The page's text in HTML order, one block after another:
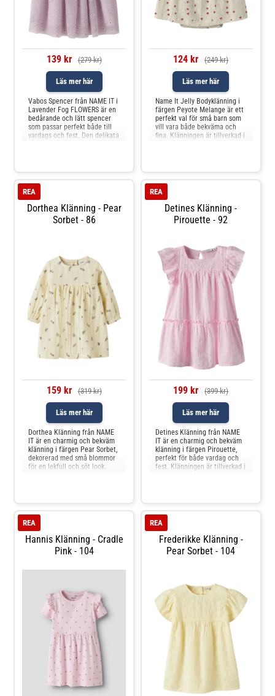
139 kr (279 kr)
Läs mer här
Vabos Spencer från NAME IT i
Lavender Fog FLOWERS är en
bedårande och lätt spencer
som passar perfekt både till
vardags och fest. Den delikata
spencern bekväm att bära,
124 kr (249 kr)
Läs mer här
Name It Jelly Bodyklänning i
färgen Peyote Melange är ett
perfekt val för små barn som
vill vara både bekväma och
fina. Klänningen är tillverkad i
smidiga och snabba. D
Dorthea Klänning - Pear
Sorbet - 86
REA
159 kr (319 kr)
Läs mer här
Dorthea Klänning från NAME
IT är en charmig och bekväm
klänning i färgen Pear Sorbet,
dekorerad med små blommor
för en lekfull och söt look.
handlederna ger en fin
passform o
Detines Klänning -
Pirouette - 92
REA
199 kr (399 kr)
Läs mer här
Detines Klänning från NAME
IT är en charmig och bekväm
klänning i färgen Pirouette,
perfekt för både vardag och
fest. Klänningen är tillverkad i
intryck. Den ljus
Hannis Klänning - Cradle
Pink - 104
REA
Frederikke Klänning -
Pear Sorbet - 104
REA